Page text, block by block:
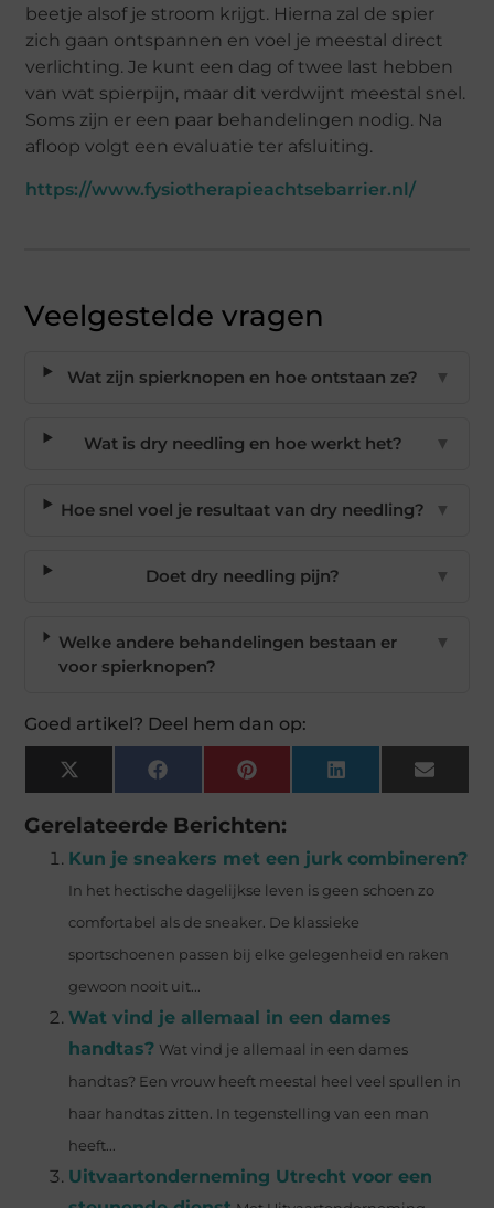
beetje alsof je stroom krijgt. Hierna zal de spier
zich gaan ontspannen en voel je meestal direct
verlichting. Je kunt een dag of twee last hebben
van wat spierpijn, maar dit verdwijnt meestal snel.
Soms zijn er een paar behandelingen nodig. Na
afloop volgt een evaluatie ter afsluiting.
https://www.fysiotherapieachtsebarrier.nl/
Veelgestelde vragen
Wat zijn spierknopen en hoe ontstaan ze? ▼
Wat is dry needling en hoe werkt het? ▼
Hoe snel voel je resultaat van dry needling? ▼
Doet dry needling pijn? ▼
Welke andere behandelingen bestaan er
voor spierknopen?
▼
Goed artikel? Deel hem dan op:
X
(Twitter)
FacebookPinterest LinkedIn Email
Gerelateerde Berichten:
Kun je sneakers met een jurk combineren?
In het hectische dagelijkse leven is geen schoen zo
comfortabel als de sneaker. De klassieke
sportschoenen passen bij elke gelegenheid en raken
gewoon nooit uit...
Wat vind je allemaal in een dames
handtas? Wat vind je allemaal in een dames
handtas? Een vrouw heeft meestal heel veel spullen in
haar handtas zitten. In tegenstelling van een man
heeft...
Uitvaartonderneming Utrecht voor een